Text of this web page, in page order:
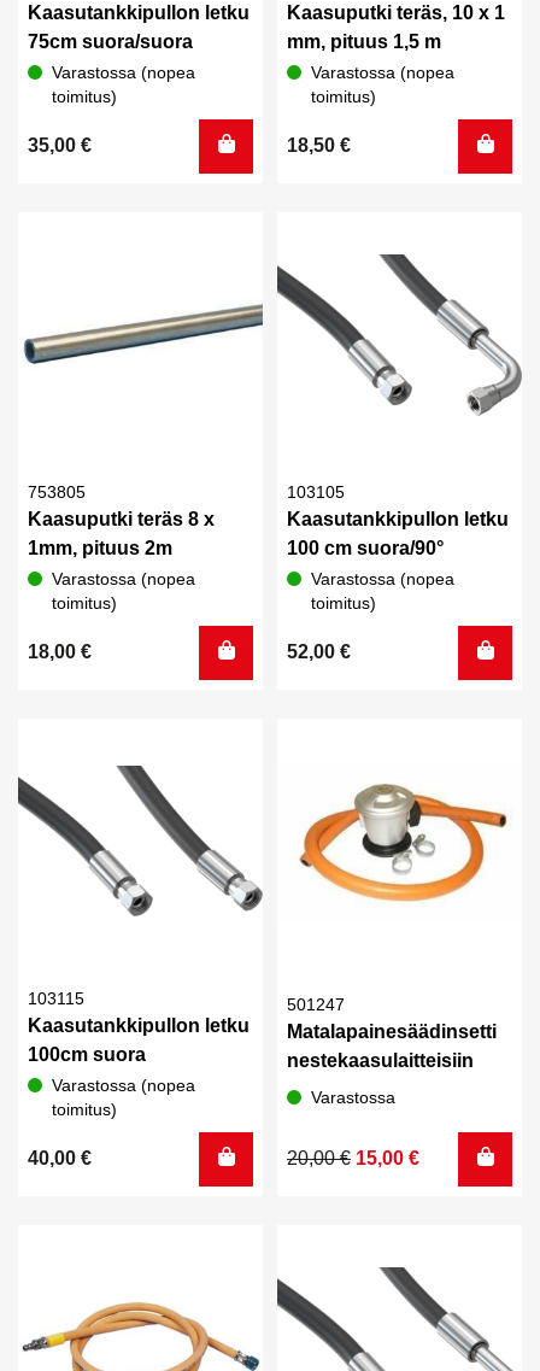
Kaasutankkipullon letku
75cm suora/suora
Varastossa (nopea
toimitus)
35,00 €
Kaasuputki teräs, 10 x 1
mm, pituus 1,5 m
Varastossa (nopea
toimitus)
18,50 €
753805
Kaasuputki teräs 8 x
1mm, pituus 2m
Varastossa (nopea
toimitus)
18,00 €
103105
Kaasutankkipullon letku
100 cm suora/90°
Varastossa (nopea
toimitus)
52,00 €
103115
Kaasutankkipullon letku
100cm suora
Varastossa (nopea
toimitus)
40,00 €
501247
Matalapainesäädinsetti
nestekaasulaitteisiin
Varastossa
20,00€
Alkuperäinen
15,00 €
Nykyinen